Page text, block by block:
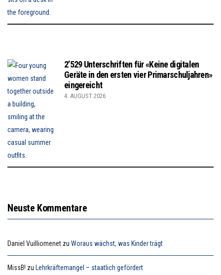
2’529 Unterschriften für «Keine digitalen
Geräte in den ersten vier Primarschuljahren»
eingereicht
4. AUGUST 2026
Neuste Kommentare
Daniel Vuilliomenet zu Woraus wächst, was Kinder trägt
MissB! zu Lehrkräftemangel – staatlich gefördert